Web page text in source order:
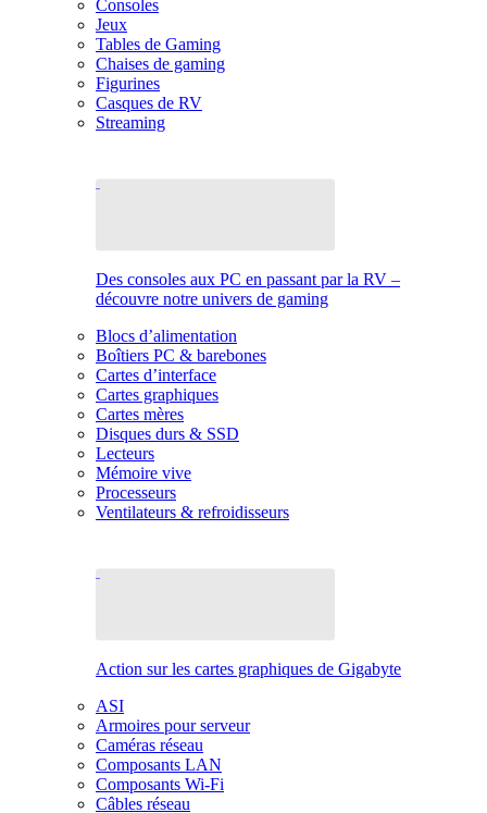
Consoles
Jeux
Tables de Gaming
Chaises de gaming
Figurines
Casques de RV
Streaming
Des consoles aux PC en passant par la RV –
découvre notre univers de gaming
Blocs d’alimentation
Boîtiers PC & barebones
Cartes d’interface
Cartes graphiques
Cartes mères
Disques durs & SSD
Lecteurs
Mémoire vive
Processeurs
Ventilateurs & refroidisseurs
Action sur les cartes graphiques de Gigabyte
ASI
Armoires pour serveur
Caméras réseau
Composants LAN
Composants Wi-Fi
Câbles réseau